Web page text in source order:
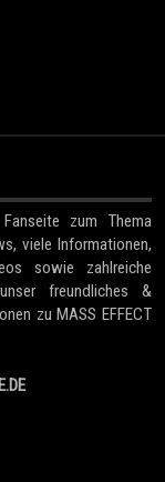
Fanseite zum Thema
viele Informationen,
sowie zahlreiche
freundliches &
zu MASS EFFECT